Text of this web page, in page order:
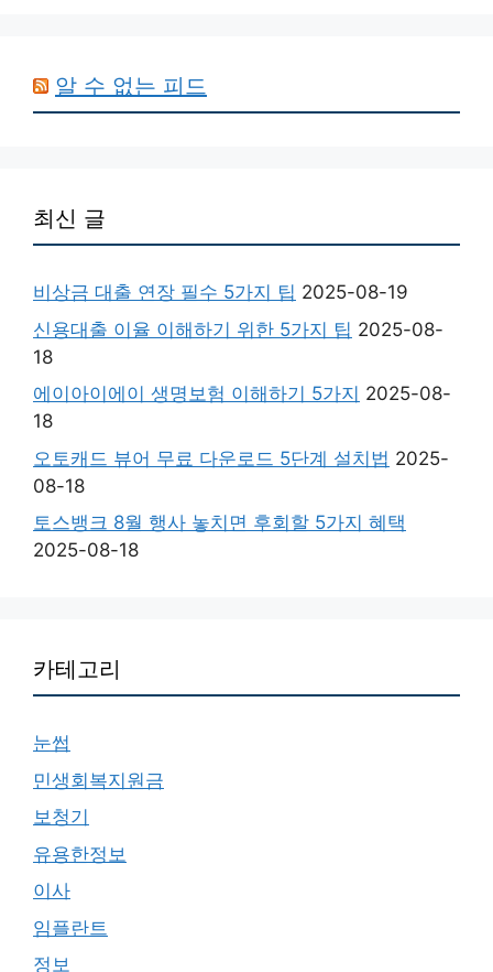
알 수 없는 피드
최신 글
비상금 대출 연장 필수 5가지 팁 2025-08-19
신용대출 이율 이해하기 위한 5가지 팁 2025-08-
18
에이아이에이 생명보험 이해하기 5가지 2025-08-
18
오토캐드 뷰어 무료 다운로드 5단계 설치법 2025-
08-18
토스뱅크 8월 행사 놓치면 후회할 5가지 혜택
2025-08-18
카테고리
눈썹
민생회복지원금
보청기
유용한정보
이사
임플란트
정보